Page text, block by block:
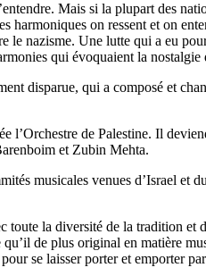
Mais si la plupart des
harmoniques on ressent et on
le nazisme. Une lutte qui a eu
qui évoquaient la
disparue, qui a composé et
l’Orchestre de Palestine. Il
et Zubin Mehta.
musicales venues d’Israel
toute la diversité de la tradition
de plus original en matière
se laisser porter et emporter